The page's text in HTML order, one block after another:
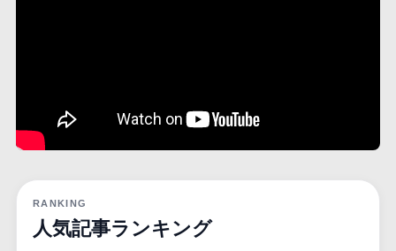
RANKING
人気記事ランキング